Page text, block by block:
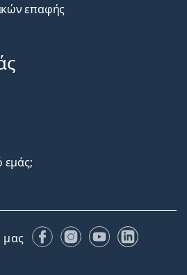
επαφής
εμάς;
μας FacebookInstagram
YouTubeLinkedIn